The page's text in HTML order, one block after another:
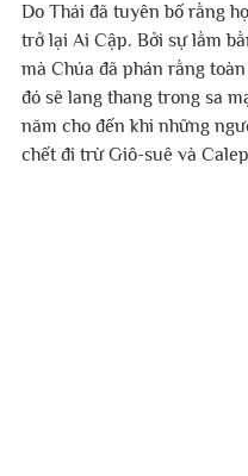
Do Thái đã tuyên bố rằng
trở lại Ai Cập. Bởi sự lằm
mà Chúa đã phán rằng
đó sẽ lang thang trong sa
năm cho đến khi những
chết đi trừ Giô-suê và